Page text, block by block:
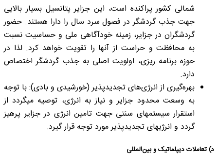
شمالی کشور پراکنده است، این جزایر پتانسیل بسیار بالایی
جهت جذب گردشگر در فصول سرد سال را دارا هستند. حضور
گردشگران در جزایر، زمینه خودآگاهی ملی و حساسیت نسبت
به محافظت و حراست از آنها را تقویت خواهد کرد. لذا در
حوزه برنامه­ ریزی، اولویت اصلی به جذب گردشگر اختصاص
دارد.
بهره‌گیری از انرژی‌های تجدیدپذیر (خورشیدی و بادی): با توجه
به وسعت محدود جزایر و نیاز به انرژی، توصیه می­گردد از
استقرار سیستم­های سنتی جهت تامین انرژی در جزایر پرهیز
گردد و انرژی­های تجدیدپذیر مورد توجه قرار گیرد.
د) تعاملات دیپلماتیک و بین‌المللی